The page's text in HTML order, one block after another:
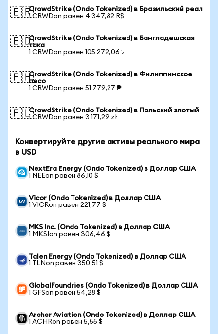
🇧🇷CrowdStrike (Ondo Tokenized) в Бразильский реал
1 CRWDon равен 4 347,82 R$
🇧🇩CrowdStrike (Ondo Tokenized) в Бангладешская
така
1 CRWDon равен 105 272,06 ৳
🇵🇭CrowdStrike (Ondo Tokenized) в Филиппинское
песо
1 CRWDon равен 51 779,27 ₱
🇵🇱CrowdStrike (Ondo Tokenized) в Польский злотый
1 CRWDon равен 3 171,29 zł
Конвертируйте другие активы реального мира
в USD
NextEra Energy (Ondo Tokenized) в Доллар США
1 NEEon равен 86,10 $
Vicor (Ondo Tokenized) в Доллар США
1 VICRon равен 221,77 $
MKS Inc. (Ondo Tokenized) в Доллар США
1 MKSIon равен 306,46 $
Talen Energy (Ondo Tokenized) в Доллар США
1 TLNon равен 350,51 $
GlobalFoundries (Ondo Tokenized) в Доллар США
1 GFSon равен 54,28 $
Archer Aviation (Ondo Tokenized) в Доллар США
1 ACHRon равен 5,55 $